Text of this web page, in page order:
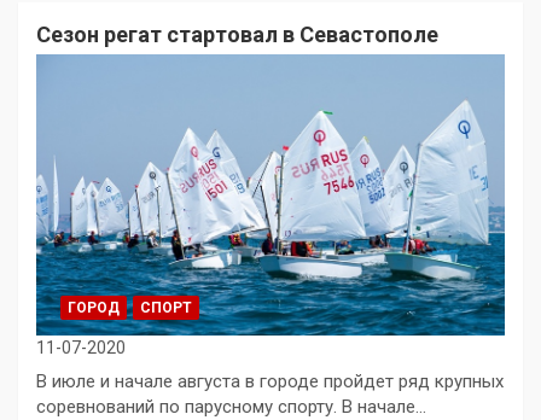
Сезон регат стартовал в Севастополе
ГОРОД СПОРТ
11-07-2020
В июле и начале августа в городе пройдет ряд крупных
соревнований по парусному спорту. В начале…